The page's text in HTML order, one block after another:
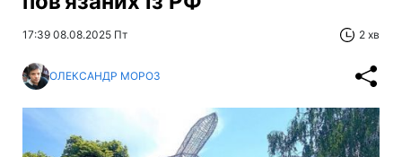
17:39 08.08.2025 Пт 2 хв
ОЛЕКСАНДР МОРОЗ